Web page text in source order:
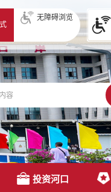
无障碍浏览
投资河口